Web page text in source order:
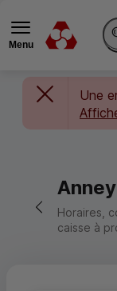
Menu
Une
Retour vers la
Horaires,
caisse à